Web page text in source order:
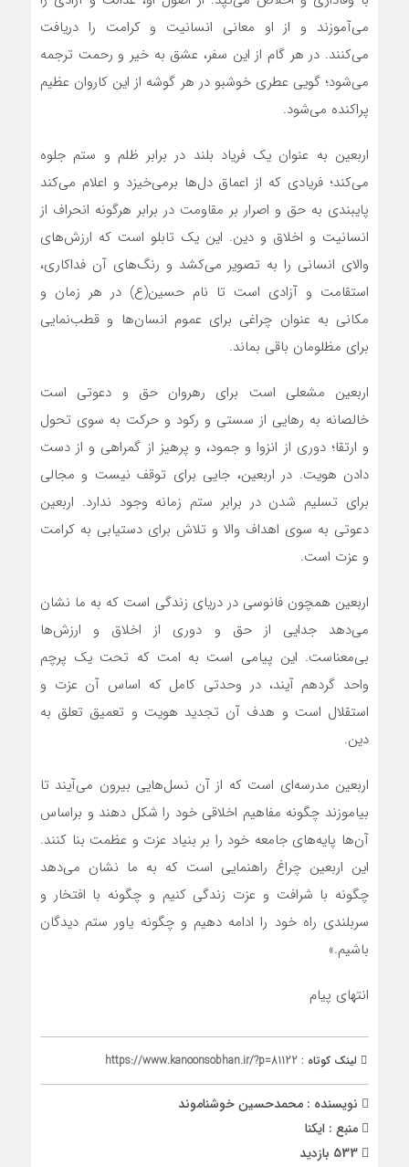
می‌آموزند و از او معانی انسانیت و کرامت را دریافت
می‌کنند. در هر گام از این سفر، عشق به خیر و رحمت ترجمه
می‌شود؛ گویی عطری خوشبو در هر گوشه از این کاروان عظیم
پراکنده می‌شود.
اربعین به عنوان یک فریاد بلند در برابر ظلم و ستم جلوه
می‌کند؛ فریادی که از اعماق دل‌ها برمی‌خیزد و اعلام می‌کند
پایبندی به حق و اصرار بر مقاومت در برابر هرگونه انحراف از
انسانیت و اخلاق و دین. این یک تابلو است که ارزش‌های
والای انسانی را به تصویر می‌کشد و رنگ‌های آن فداکاری،
استقامت و آزادی است تا نام حسین(ع) در هر زمان و
مکانی به عنوان چراغی برای عموم انسان‌ها و قطب‌نمایی
برای مظلومان باقی بماند.
اربعین مشعلی است برای رهروان حق و دعوتی است
خالصانه به رهایی از سستی و رکود و حرکت به سوی تحول
و ارتقا؛ دوری از انزوا و جمود، و پرهیز از گمراهی و از دست
دادن هویت. در اربعین، جایی برای توقف نیست و مجالی
برای تسلیم شدن در برابر ستم زمانه وجود ندارد. اربعین
دعوتی به سوی اهداف والا و تلاش برای دستیابی به کرامت
و عزت است.
اربعین همچون فانوسی در دریای زندگی است که به ما نشان
می‌دهد جدایی از حق و دوری از اخلاق و ارزش‌ها
بی‌معناست. این پیامی است به امت که تحت یک پرچم
واحد گردهم آیند، در وحدتی کامل که اساس آن عزت و
استقلال است و هدف آن تجدید هویت و تعمیق تعلق به
دین.
اربعین مدرسه‌ای است که از آن نسل‌هایی بیرون می‌آیند تا
بیاموزند چگونه مفاهیم اخلاقی خود را شکل دهند و براساس
آن‌ها پایه‌های جامعه خود را بر بنیاد عزت و عظمت بنا کنند.
این اربعین چراغ راهنمایی است که به ما نشان می‌دهد
چگونه با شرافت و عزت زندگی کنیم و چگونه با افتخار و
سربلندی راه خود را ادامه دهیم و چگونه یاور ستم دیدگان
باشیم.»
انتهای پیام
لینک کوتاه : https://www.kanoonsobhan.ir/?p=81122
نویسنده : محمدحسین خوشناموند
منبع : ایکنا